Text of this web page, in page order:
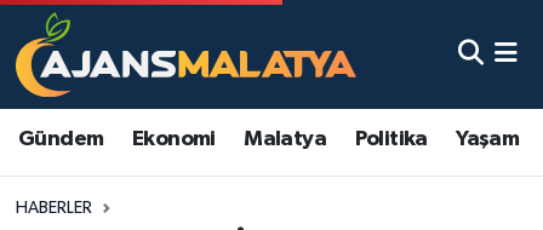
Gündem Ekonomi Malatya Politika Yaşam
HABERLER
Asayiş
Eğitim
Malatya Nöbetçi Eczaneler
Malatya Namaz Vakitleri